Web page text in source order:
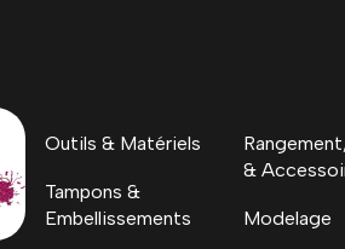
Outils & Matériels
Tampons &
Embellissements
&
Modelage